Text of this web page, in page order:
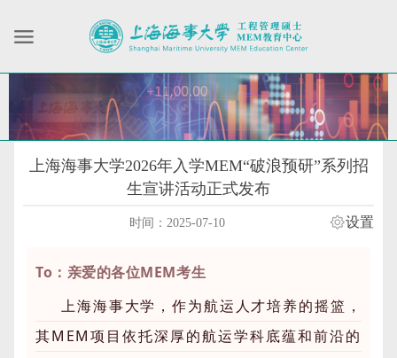
上海海事大学2026年入学MEM“破浪预研”系列招
生宣讲活动正式发布
时间：2025-07-10 设置
To：亲爱的各位MEM考生
上海海事大学，作为航运人才培养的摇篮，
其MEM项目依托深厚的航运学科底蕴和前沿的